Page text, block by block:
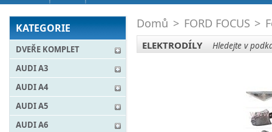
KATEGORIE
DVEŘE KOMPLET
AUDI A3
AUDI A4
AUDI A5
AUDI A6
Domů > FORD FOCUS >
ELEKTRODÍLY Hledejte v